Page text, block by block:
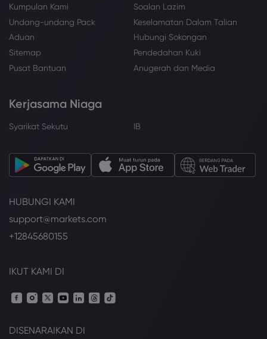
Kumpulan Kami
Soalan Lazim
Undang-undang Pack
Keselamatan Dalam Talian
Aduan
Hubungi Sokongan
Sitemap
Pendedahan Kuki
Pusat Bantuan
Anugerah dan Media
Kerjasama Niaga
Syarikat Sekutu IB
HUBUNGI KAMI
support@markets.com
+12845680155
IKUT KAMI DI
DISENARAIKAN DI